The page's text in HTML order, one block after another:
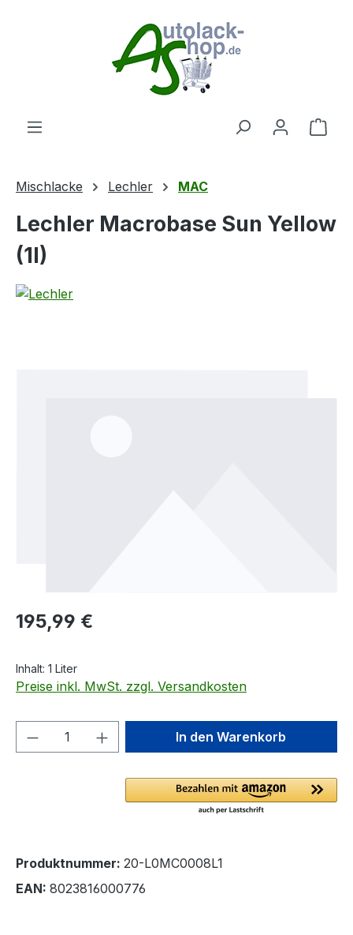
Mischlacke Lechler MAC
Lechler Macrobase Sun Yellow
(1l)
Regulärer Preis:
195,99 €
Inhalt: 1 Liter
Preise inkl. MwSt. zzgl. Versandkosten
Produkt Anzahl: Gib denIn den Warenkorb
Produktnummer: 20-L0MC0008L1
EAN: 8023816000776